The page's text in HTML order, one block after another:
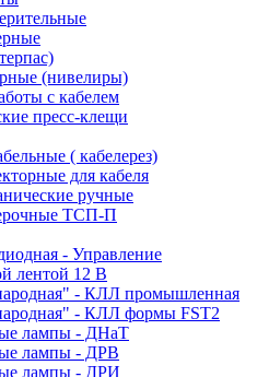
(нивелиры)
с кабелем
пресс-клещи
( кабелерез)
для кабеля
ручные
ТСП-П
- Управление
лентой 12 В
- КЛЛ промышленная
- КЛЛ формы FST2
лампы - ДНаТ
лампы - ДРВ
лампы - ДРИ